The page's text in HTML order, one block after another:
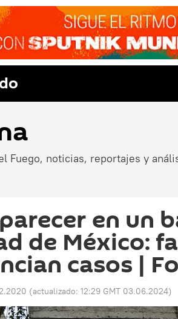
Fuego, noticias, reportajes y
en un
de México:
casos |
(actualizado: 12:29 GMT 03.06.2024)